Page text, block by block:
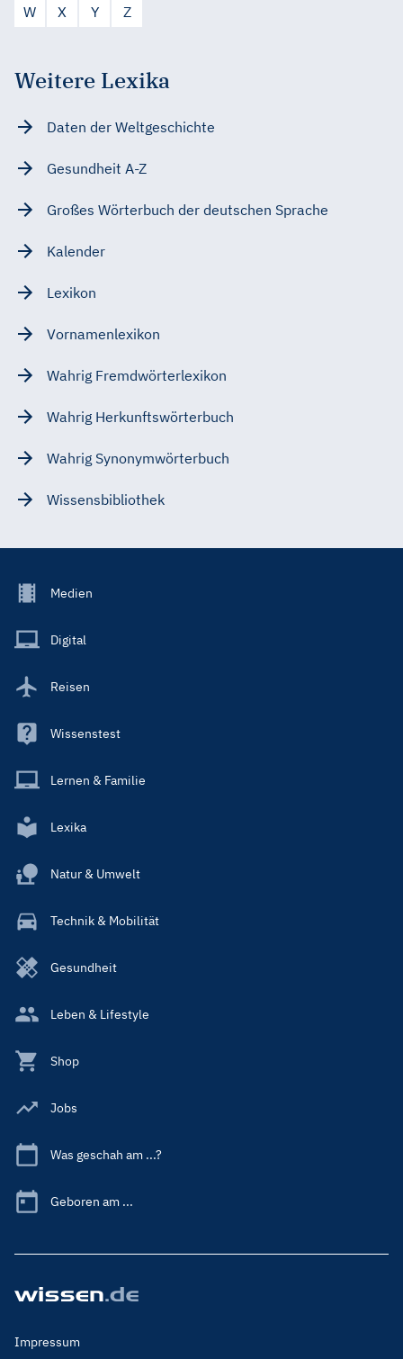
W
X Y Z
Weitere Lexika
Daten der Weltgeschichte
Gesundheit A-Z
Großes Wörterbuch der deutschen Sprache
Kalender
Lexikon
Vornamenlexikon
Wahrig Fremdwörterlexikon
Wahrig Herkunftswörterbuch
Wahrig Synonymwörterbuch
Wissensbibliothek
Footer
Main
Medien
Digital
Reisen
Wissenstest
Lernen & Familie
Lexika
Natur & Umwelt
Technik & Mobilität
Gesundheit
Leben & Lifestyle
Shop
Jobs
Was geschah am ...?
Geboren am ...
Footer
Impressum